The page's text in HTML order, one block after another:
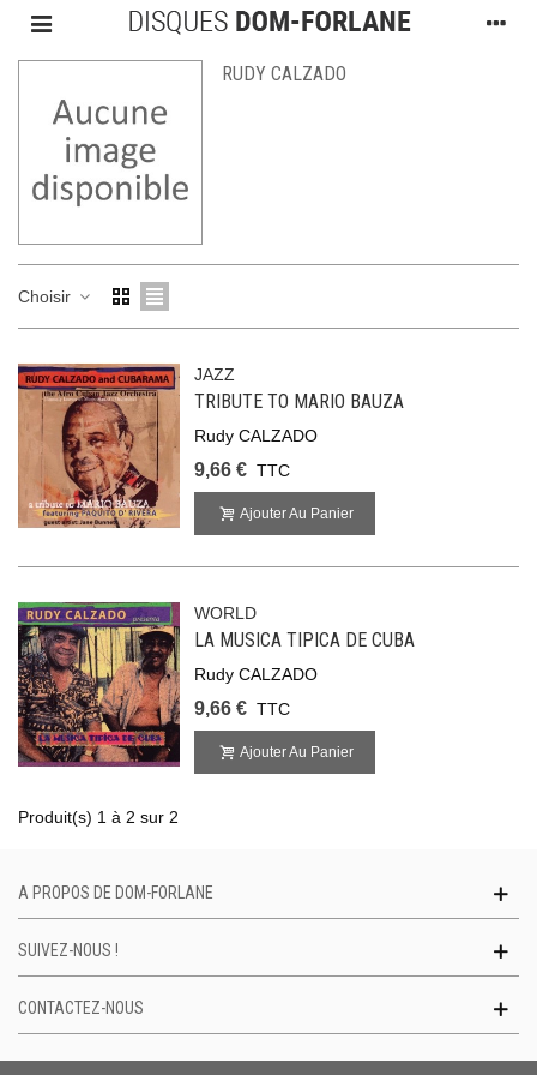
RUDY CALZADO
Choisir
JAZZ
TRIBUTE TO MARIO BAUZA
Rudy CALZADO
9,66 € TTC
Ajouter Au Panier
WORLD
LA MUSICA TIPICA DE CUBA
Rudy CALZADO
9,66 € TTC
Ajouter Au Panier
Produit(s) 1 à 2 sur 2
A PROPOS DE DOM-FORLANE
SUIVEZ-NOUS !
CONTACTEZ-NOUS